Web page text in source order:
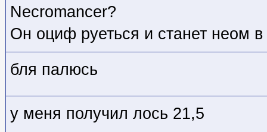
Necromancer?
Он оциф руеться и станет неом в
бля палюсь
у меня получил лось 21,5